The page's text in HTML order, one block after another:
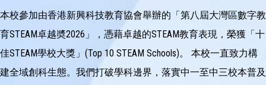
本校參加由香港新興科技教育協會舉辦的「第八屆大灣區數字教
育STEAM卓越奬2026」，憑藉卓越的STEAM教育表現，榮獲「十
佳STEAM學校大獎」(Top 10 STEAM Schools)。 本校一直致力構
建全域創科生態。我們打破學科邊界，落實中一至中三校本普及